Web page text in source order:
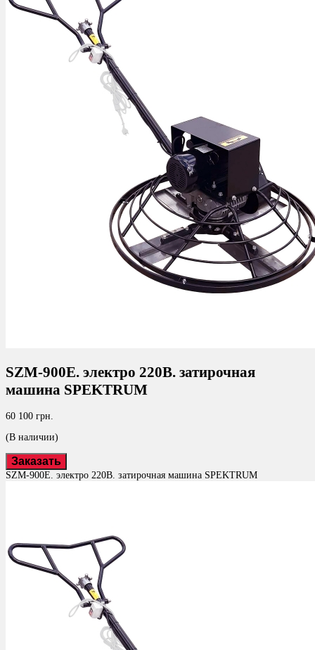
SZM-900E. электро 220В. затирочная
машина SPEKTRUM
60 100 грн.
(В наличии)
Заказать
SZM-900E. электро 220В. затирочная машина SPEKTRUM